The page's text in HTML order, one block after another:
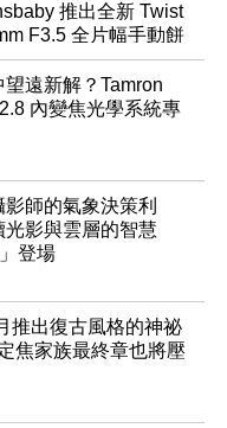
推出全新 Twist
F3.5 全片幅手動餅
遠新解？Tamron
內變焦光學系統專
師的氣象決策利
光影與雲層的智慧
登場
推出復古風格的神祕
焦家族最終章也將壓